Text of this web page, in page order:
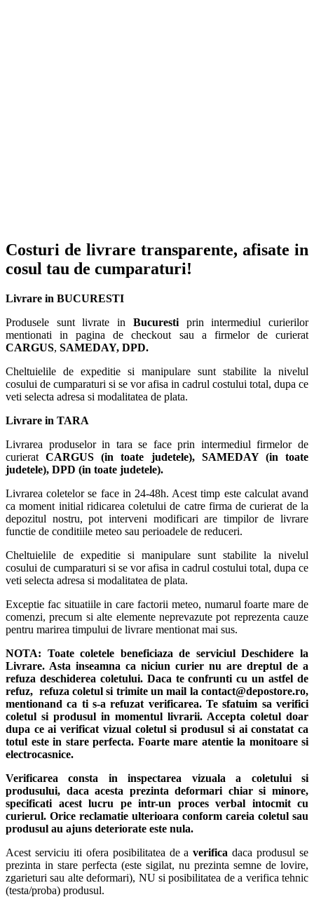
Costuri de livrare transparente, afisate in
cosul tau de cumparaturi!
Livrare in BUCURESTI
Produsele sunt livrate in Bucurestiprin intermediul curierilor
mentionati in pagina de checkout sau a firmelor de curierat
CARGUS, SAMEDAY, DPD.
Cheltuielile de expeditie si manipulare sunt stabilite la nivelul
cosului de cumparaturi si se vor afisa in cadrul costului total, dupa ce
veti selecta adresa si modalitatea de plata.
Livrare in TARA
Livrarea produselor in tara se face prin intermediul firmelor de
curieratCARGUS (in toate judetele),
SAMEDAY (in toate
judetele), DPD (in toate judetele).
Livrarea coletelor se face in 24-48h. Acest timp este calculat avand
ca moment initial ridicarea coletului de catre firma de curierat de la
depozitul nostru, pot interveni modificari are timpilor de livrare
functie de conditiile meteo sau perioadele de reduceri.
Cheltuielile de expeditie si manipulare sunt stabilite la nivelul
cosului de cumparaturi si se vor afisa in cadrul costului total, dupa ce
veti selecta adresa si modalitatea de plata.
Exceptie fac situatiile in care factorii meteo, numarul foarte mare de
comenzi, precum si alte elemente neprevazute pot reprezenta cauze
pentru marirea timpului de livrare mentionat mai sus.
NOTA: Toate coletele beneficiaza de serviciul Deschidere la
Livrare. Asta inseamna ca niciun curier nu are dreptul de a
refuza deschiderea coletului. Daca te confrunti cu un astfel de
refuz, refuza coletul si trimite un mail la contact@depostore.ro,
mentionand ca ti s-a refuzat verificarea. Te sfatuim sa verifici
coletul si produsul in momentul livrarii. Accepta coletul doar
dupa ce ai verificat vizual coletul si produsul si ai constatat ca
totul este in stare perfecta. Foarte mare atentie la monitoare si
electrocasnice.
Verificarea consta in inspectarea vizuala a coletului si
produsului, daca acesta prezinta deformari chiar si minore,
specificati acest lucru pe intr-un proces verbal intocmit cu
curierul. Orice reclamatie ulterioara conform careia coletul sau
produsul au ajuns deteriorate este nula.
Acest serviciu iti ofera posibilitatea de averifica daca produsul se
prezinta in stare perfecta (este sigilat, nu prezinta semne de lovire,
zgarieturi sau alte deformari), NU si posibilitatea de a verifica tehnic
(testa/proba) produsul.